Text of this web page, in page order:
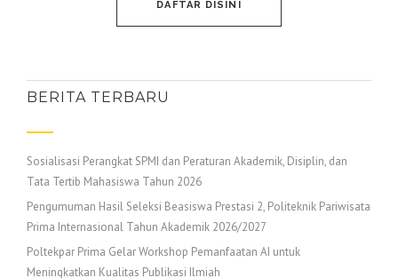
DAFTAR DISINI
BERITA TERBARU
Sosialisasi Perangkat SPMI dan Peraturan Akademik, Disiplin, dan
Tata Tertib Mahasiswa Tahun 2026
Pengumuman Hasil Seleksi Beasiswa Prestasi 2, Politeknik Pariwisata
Prima Internasional Tahun Akademik 2026/2027
Poltekpar Prima Gelar Workshop Pemanfaatan AI untuk
Meningkatkan Kualitas Publikasi Ilmiah